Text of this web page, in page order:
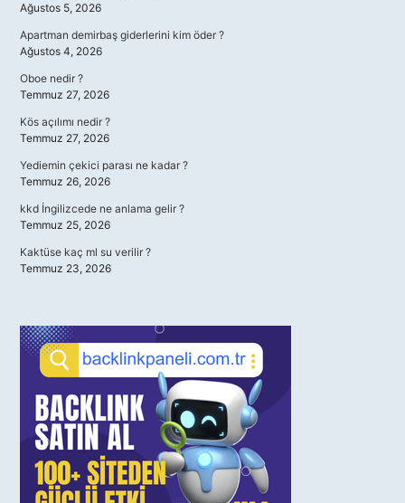
Ağustos 5, 2026
Apartman demirbaş giderlerini kim öder ?
Ağustos 4, 2026
Oboe nedir ?
Temmuz 27, 2026
Kös açılımı nedir ?
Temmuz 27, 2026
Yediemin çekici parası ne kadar ?
Temmuz 26, 2026
kkd İngilizcede ne anlama gelir ?
Temmuz 25, 2026
Kaktüse kaç ml su verilir ?
Temmuz 23, 2026